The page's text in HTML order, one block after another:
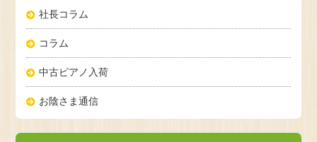
社長コラム
コラム
中古ピアノ入荷
お陰さま通信